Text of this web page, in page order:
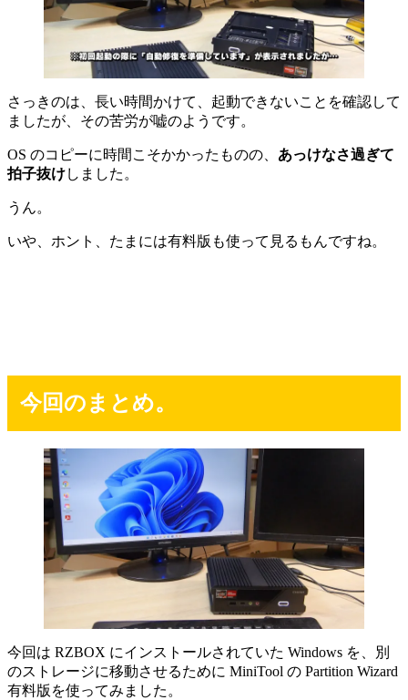
さっきのは、長い時間かけて、起動できないことを確認して
ましたが、その苦労が嘘のようです。
OS のコピーに時間こそかかったものの、 あっけなさ過ぎて
拍子抜けしました。
うん。
いや、ホント、たまには有料版も使って見るもんですね。
今回のまとめ。
今回は RZBOX にインストールされていた Windows を、別
のストレージに移動させるために MiniTool の Partition Wizard
有料版を使ってみました。